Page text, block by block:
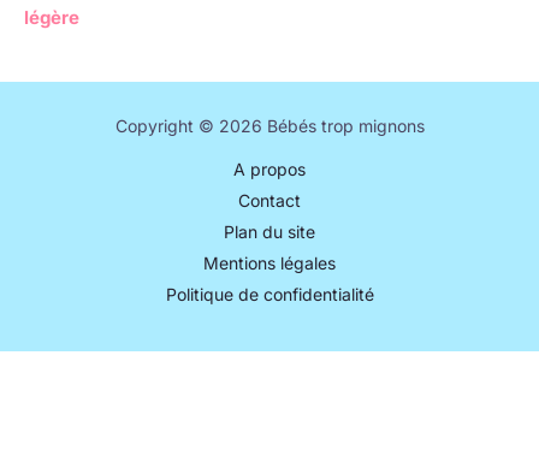
légère
Copyright © 2026 Bébés trop mignons
A propos
Contact
Plan du site
Mentions légales
Politique de confidentialité